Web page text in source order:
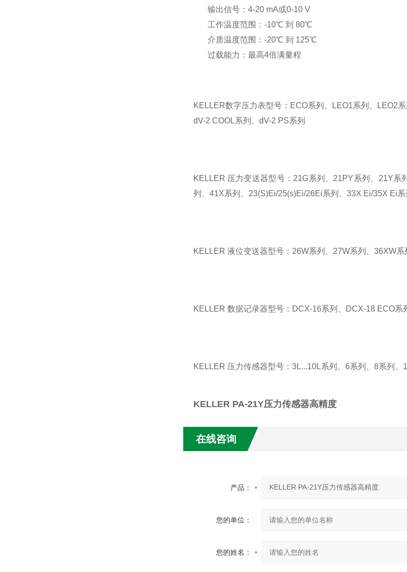
输出信号：4-20 mA或0-10 V
工作温度范围：-10℃ 到 80℃
介质温度范围：-20℃ 到 125℃
过载能力：最高4倍满量程
KELLER数字压力表型号：ECO系列、LEO1系列、LEO2
dV-2 COOL系列、dV-2 PS系列
KELLER 压力变送器型号：21G系列、21PY系列、21Y
列、41X系列、23(S)Ei/25(s)Ei/26Ei系列、33X Ei/35X Ei系
KELLER 液位变送器型号：26W系列、27W系列、36XW
KELLER 数据记录器型号：DCX-16系列、DCX-18 ECO
KELLER 压力传感器型号：3L...10L系列、6系列、8系列、
KELLER PA-21Y压力传感器高精度
在线咨询
产品：
您的单位：
您的姓名：